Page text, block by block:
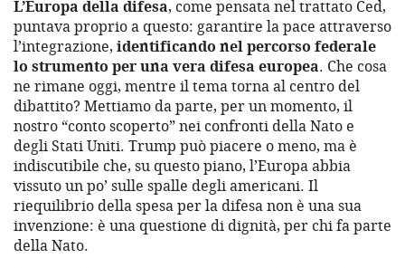
L’Europa della difesa, come pensata nel trattato Ced,
puntava proprio a questo: garantire la pace attraverso
l’integrazione, identificando nel percorso federale
lo strumento per una vera difesa europea. Che cosa
ne rimane oggi, mentre il tema torna al centro del
dibattito? Mettiamo da parte, per un momento, il
nostro “conto scoperto” nei confronti della Nato e
degli Stati Uniti. Trump può piacere o meno, ma è
indiscutibile che, su questo piano, l’Europa abbia
vissuto un po’ sulle spalle degli americani. Il
riequilibrio della spesa per la difesa non è una sua
invenzione: è una questione di dignità, per chi fa parte
della Nato.